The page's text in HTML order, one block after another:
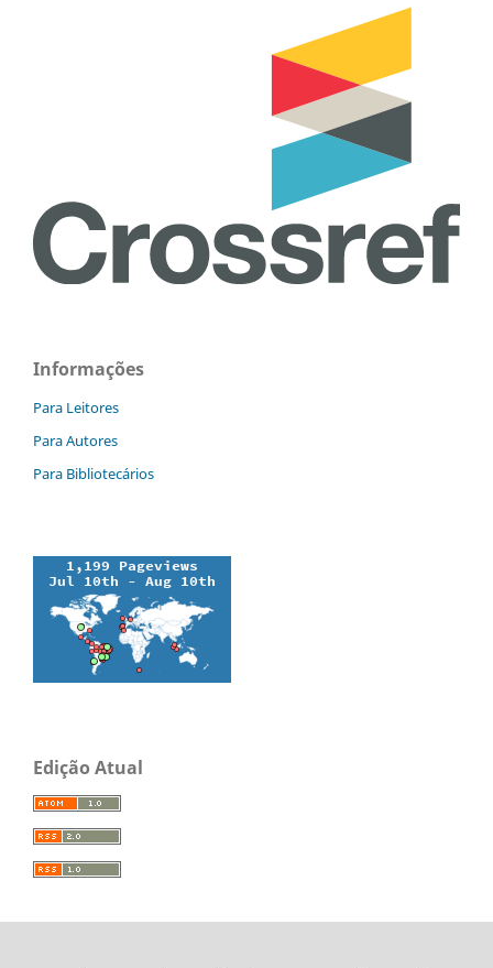
Informações
Para Leitores
Para Autores
Para Bibliotecários
Edição Atual